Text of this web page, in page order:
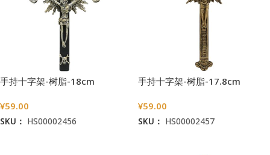
手持十字架-树脂-18cm
¥59.00
SKU： HS00002456
手持十字架-树脂-17.8cm
¥59.00
SKU： HS00002457